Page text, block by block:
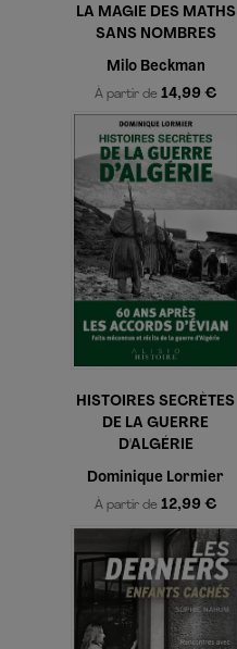
LA MAGIE DES MATHS
SANS NOMBRES
Milo Beckman
À partir de 14,99 €
HISTOIRES SECRÈTES
DE LA GUERRE
D'ALGÉRIE
Dominique Lormier
À partir de 12,99 €